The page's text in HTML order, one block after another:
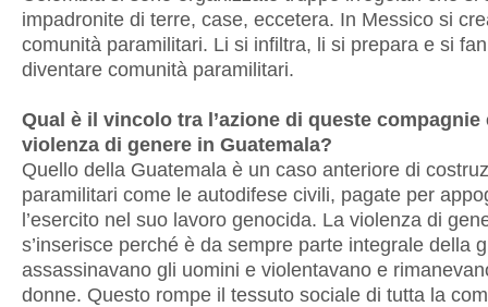
impadronite di terre, case, eccetera. In Messico si
comunità paramilitari. Li si infiltra, li si prepara e si
diventare comunità paramilitari.
Qual è il vincolo tra l’azione di queste compagnie
violenza di genere in Guatemala?
Quello della Guatemala è un caso anteriore di
paramilitari come le autodifese civili, pagate per
l’esercito nel suo lavoro genocida. La violenza di
s’inserisce perché è da sempre parte integrale della
assassinavano gli uomini e violentavano e
donne. Questo rompe il tessuto sociale di tutta la